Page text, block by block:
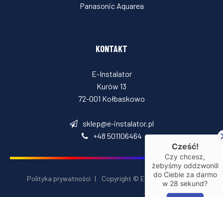
Panasonic Aquarea
KONTAKT
E-Instalator
Kurów 13
72-001 Kołbaskowo
sklep@e-instalator.pl
+48 501106464
Polityka prywatności | Copyright © E‑Installator 2026
Cześć!
Czy chcesz,
żebyśmy oddzwonili
do Ciebie za darmo
w 28 sekund?